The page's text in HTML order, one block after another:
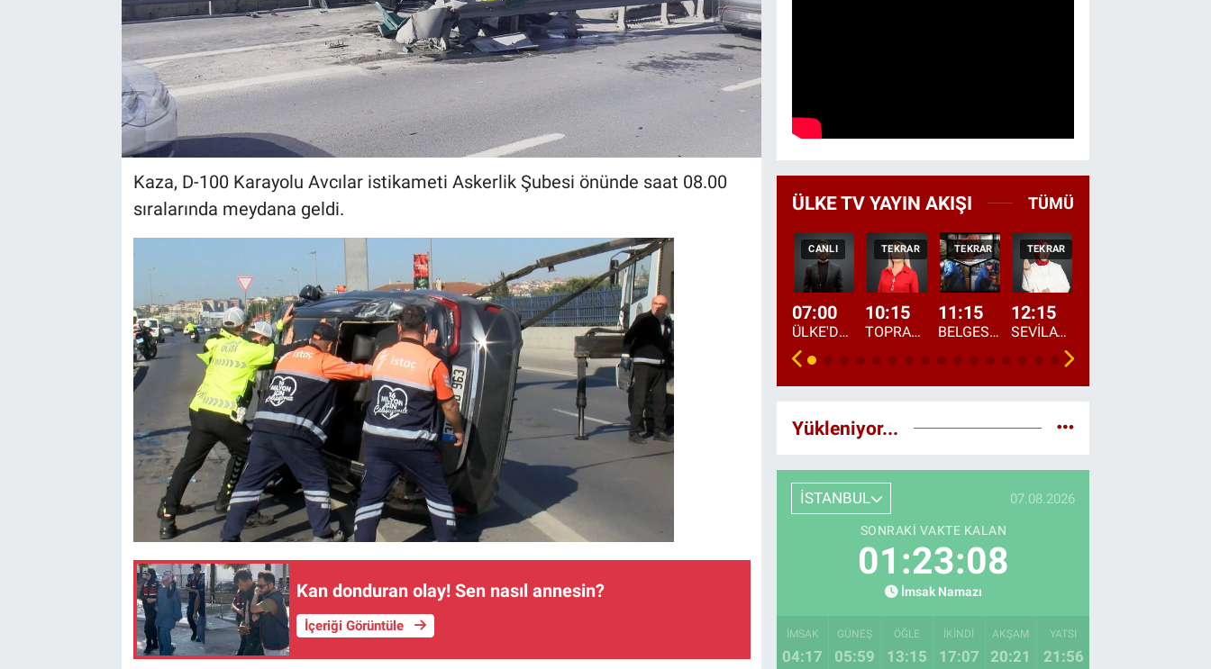
Kaza, D-100 Karayolu Avcılar istikameti Askerlik Şubesi önünde saat 08.00
sıralarında meydana geldi.
Kan donduran olay! Sen nasıl annesin?
İçeriği Görüntüle
ÜLKE TV YAYIN AKIŞI TÜMÜ
CANLI
07:00
ÜLKE'DE BU SABAH
TEKRAR
10:15
TOPRAKTAN SOFRAYA
TEKRAR
11:15
BELGESEL: "ÜLKE'NİN ALIN TERİ"
TEKRAR
12:15
SEVİLAY SUNGUR İLE ELİMİN BEREKETİ
Yükleniyor...
İSTANBUL 07.08.2026
SONRAKI VAKTE KALAN
01:23:06
İmsak Namazı
İMSAK
04:17
GÜNEŞ
05:59
ÖĞLE
13:15
İKINDI
17:07
AKŞAM
20:21
YATSI
21:56